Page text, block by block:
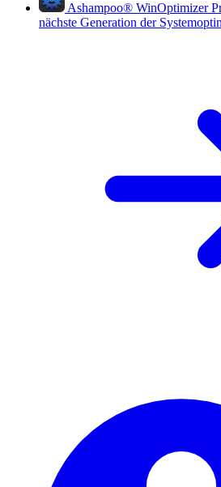
Ashampoo® WinOptimizer
nächste Generation der